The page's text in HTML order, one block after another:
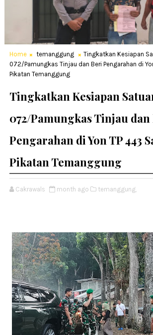
Home temanggung
Tingkatkan Kesiapan
072/Pamungkas Tinjau dan Beri Pengarahan di
Pikatan Temanggung
Tingkatkan Kesiapan
072/Pamungkas Tinjau dan
Pengarahan di Yon TP 443
Pikatan Temanggung
Cakrawals month ago temanggung,